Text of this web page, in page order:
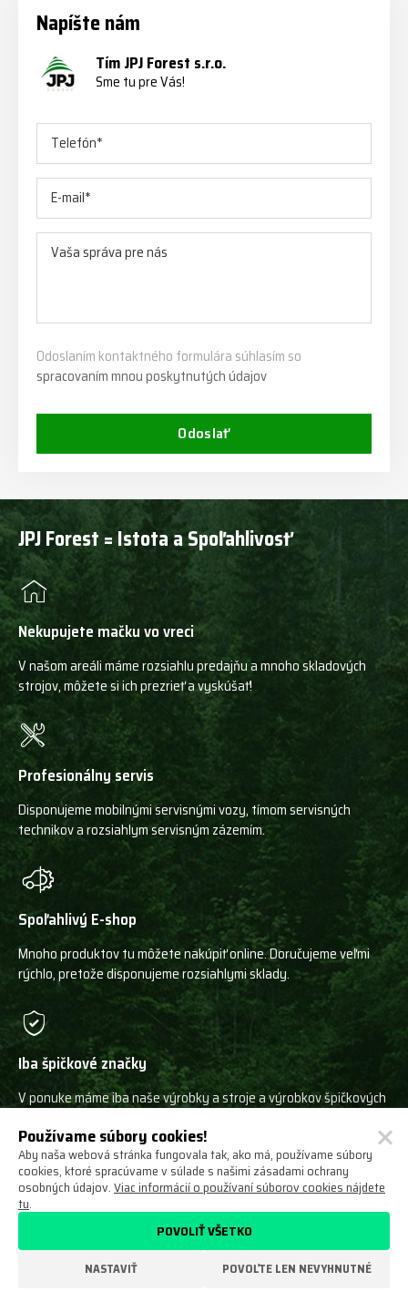
Napíšte nám
Tím JPJ Forest s.r.o.
Sme tu pre Vás!
Odoslaním kontaktného formulára súhlasím so
spracovaním mnou poskytnutých údajov
Odoslať
JPJ Forest = Istota a Spoľahlivosť
Nekupujete mačku vo vreci
V našom areáli máme rozsiahlu predajňu a mnoho skladových
strojov, môžete si ich prezrieť a vyskúšať!
Profesionálny servis
Disponujeme mobilnými servisnými vozy, tímom servisných
technikov a rozsiahlym servisným zázemím.
Spoľahlivý E-shop
Mnoho produktov tu môžete nakúpiť online. Doručujeme veľmi
rýchlo, pretože disponujeme rozsiahlymi sklady.
Iba špičkové značky
V ponuke máme iba naše výrobky a stroje a výrobkov špičkových
Ochrana osobných údajovObchodné podmienky
Používame súbory cookies!
Aby naša webová stránka fungovala tak, ako má, používame súbory
cookies, ktoré spracúvame v súlade s našimi zásadami ochrany
osobných údajov.Viac informácií o používaní súborov cookies nájdete
tu.
NASTAVIŤ POVOĽTE LEN NEVYHNUTNÉ
POVOLIŤ VŠETKO